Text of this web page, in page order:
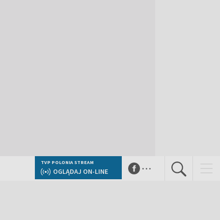
TVP POLONIA STREAM
OGLĄDAJ ON-LINE ...